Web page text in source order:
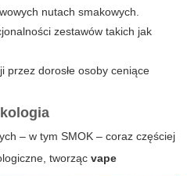
nutach smakowych.
zestawów takich jak
przez dorosłe osoby ceniące
– w tym SMOK – coraz częściej
tworząc vape